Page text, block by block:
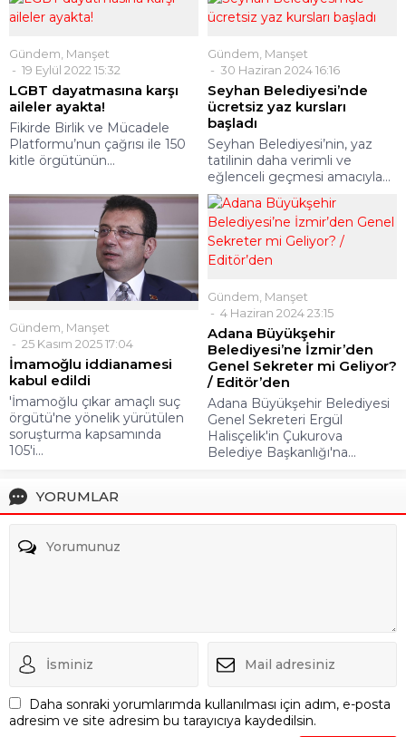
Gündem Manşet
19 Eylül 2022 15:32
LGBT dayatmasına karşı
aileler ayakta!
Fikirde Birlik ve Mücadele
Platformu’nun çağrısı ile 150
kitle örgütünün...
Gündem Manşet
30 Haziran 2024 16:16
Seyhan Belediyesi’nde
ücretsiz yaz kursları
başladı
Seyhan Belediyesi’nin, yaz
tatilinin daha verimli ve
eğlenceli geçmesi amacıyla...
Gündem Manşet
25 Kasım 2025 17:04
İmamoğlu iddianamesi
kabul edildi
'İmamoğlu çıkar amaçlı suç
örgütü'ne yönelik yürütülen
soruşturma kapsamında
105'i...
Gündem Manşet
4 Haziran 2024 23:15
Adana Büyükşehir
Belediyesi’ne İzmir’den
Genel Sekreter mi Geliyor?
/ Editör’den
Adana Büyükşehir Belediyesi
Genel Sekreteri Ergül
Halisçelik'in Çukurova
Belediye Başkanlığı'na...
YORUMLAR
Daha sonraki yorumlarımda kullanılması için adım, e-posta
adresim ve site adresim bu tarayıcıya kaydedilsin.